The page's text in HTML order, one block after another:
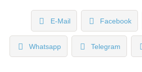
E-Mail Facebook
Whatsapp Telegram